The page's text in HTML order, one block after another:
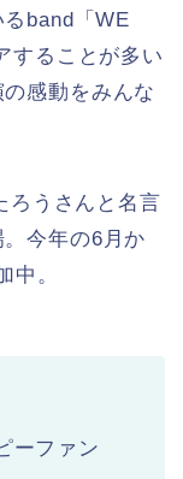
band「WE
することが多い
感動をみんな
ろうさんと名言
今年の6月か
中。
ーファン